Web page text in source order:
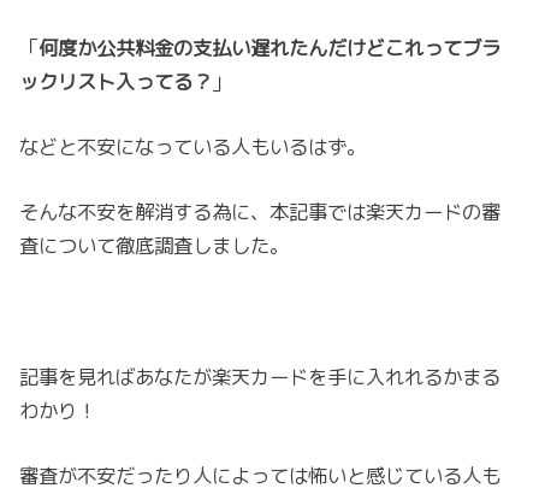
「何度か公共料金の支払い遅れたんだけどこれってブラ
ックリスト入ってる？ 」
などと不安になっている人もいるはず。
そんな不安を解消する為に、本記事では楽天カードの審
査について徹底調査しました。
記事を見ればあなたが楽天カードを手に入れれるかまる
わかり！
審査が不安だったり人によっては怖いと感じている人も